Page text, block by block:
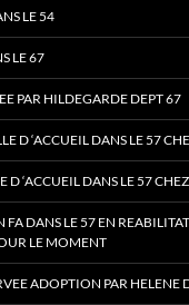
LE 54
LE 67
PAR HILDEGARDE DEPT 67
D ‘ACCUEIL DANS LE 57
D ‘ACCUEIL DANS LE 57
DANS LE 57 EN
LE MOMENT
ADOPTION PAR HELENE